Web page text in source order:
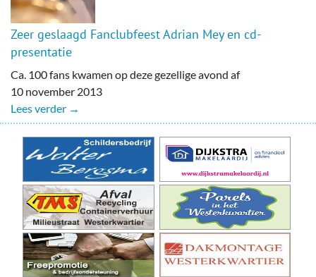
Zeer geslaagd Fanclubfeest Adrian Mey en cd-
presentatie
Ca. 100 fans kwamen op deze gezellige avond af
10 november 2013
Lees verder →